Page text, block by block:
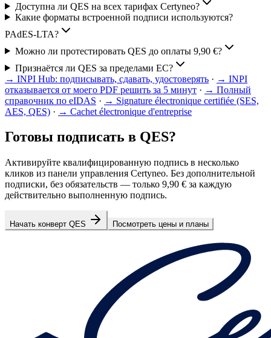
Доступна ли QES на всех тарифах Certyneo?
Какие форматы встроенной подписи используются?
PAdES-LTA?
Можно ли протестировать QES до оплаты 9,90 €?
Признаётся ли QES за пределами ЕС?
→ INPI Hub: подписывать, сдавать, удостоверять · → INPI
отказывается от моего PDF решить за 5 минут · → Полный
справочник по eIDAS · → Signature électronique certifiée (SES,
AES, QES) · → Cachet électronique d'entreprise
Готовы подписать в QES?
Активируйте квалифицированную подпись в несколько
кликов из панели управления Certyneo. Без дополнительной
подписки, без обязательств — только 9,90 € за каждую
действительно выполненную подпись.
Начать конверт QES Посмотреть цены и планы